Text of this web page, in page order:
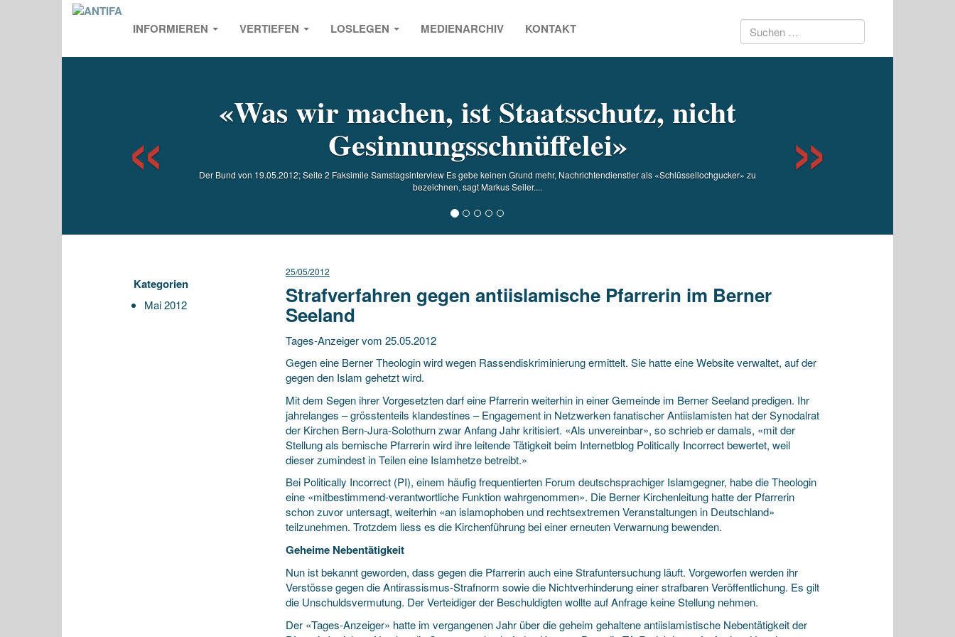
INFORMIEREN VERTIEFEN LOSLEGEN MEDIENARCHIV KONTAKT Suchen
«Was wir machen, ist Staatsschutz, nicht
Gesinnungsschnüffelei»
Der Bund von 19.05.2012; Seite 2 Faksimile Samstagsinterview Es gebe keinen Grund mehr, Nachrichtendienstler als «Schlüssellochgucker» zu
bezeichnen, sagt Markus Seiler....
Previous
Kategorien
Mai 2012
25/05/2012
Strafverfahren gegen antiislamische Pfarrerin im Berner
Seeland
Tages-Anzeiger vom 25.05.2012
Gegen eine Berner Theologin wird wegen Rassendiskriminierung ermittelt. Sie hatte eine Website verwaltet, auf der
gegen den Islam gehetzt wird.
Mit dem Segen ihrer Vorgesetzten darf eine Pfarrerin weiterhin in einer Gemeinde im Berner Seeland predigen. Ihr
jahrelanges – grösstenteils klandestines – Engagement in Netzwerken fanatischer Antiislamisten hat der Synodalrat
der Kirchen Bern-Jura-Solothurn zwar Anfang Jahr kritisiert. «Als unvereinbar», so schrieb er damals, «mit der
Stellung als bernische Pfarrerin wird ihre leitende Tätigkeit beim Internetblog Politically Incorrect bewertet, weil
dieser zumindest in Teilen eine Islamhetze betreibt.»
Bei Politically Incorrect (PI), einem häufig frequentierten Forum deutschsprachiger Islamgegner, habe die Theologin
eine «mitbestimmend-verantwortliche Funktion wahrgenommen». Die Berner Kirchenleitung hatte der Pfarrerin
schon zuvor untersagt, weiterhin «an islamophoben und rechtsextremen Veranstaltungen in Deutschland»
teilzunehmen. Trotzdem liess es die Kirchenführung bei einer erneuten Verwarnung bewenden.
Geheime Nebentätigkeit
Nun ist bekannt geworden, dass gegen die Pfarrerin auch eine Strafuntersuchung läuft. Vorgeworfen werden ihr
Verstösse gegen die Antirassismus-Strafnorm sowie die Nichtverhinderung einer strafbaren Veröffentlichung. Es gilt
die Unschuldsvermutung. Der Verteidiger der Beschuldigten wollte auf Anfrage keine Stellung nehmen.
Der «Tages-Anzeiger» hatte im vergangenen Jahr über die geheim gehaltene antiislamistische Nebentätigkeit der